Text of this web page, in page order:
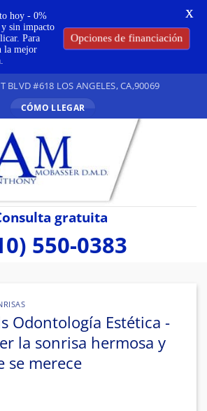
BLVD #618 LOS ANGELES, CA,90069
CÓMO LLEGAR
gratuita
550-0383
Odontología Estética -
la sonrisa hermosa y
se merece
hoy - 0%
sin impacto
Para
la mejor
Opciones de financiación
X